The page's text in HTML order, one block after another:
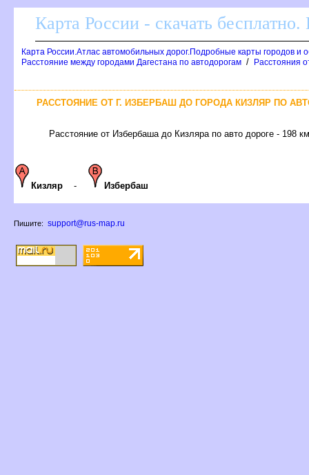
Карта России - скачать
Карта России.Атлас автомобильных дорог.Подробные карты городов и
Расстояние между городами Дагестана по автодорогам / Расстояния
РАССТОЯНИЕ ОТ Г. ИЗБЕРБАШ ДО ГОРОДА КИЗЛЯР ПО
Расстояние от Избербаша до Кизляра по авто дороге - 198 км
Кизляр - Избербаш
Пишите: support@rus-map.ru